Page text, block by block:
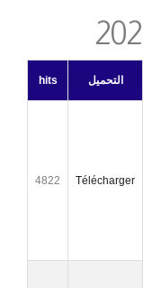
التحميل hits
Télécharger
4822